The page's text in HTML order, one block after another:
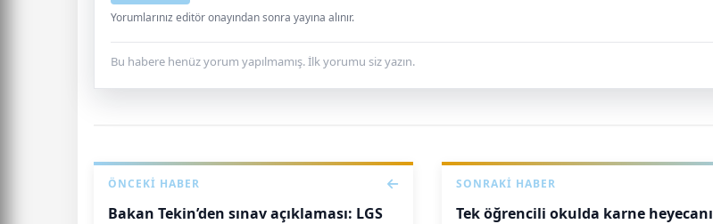
Yorumlarınız editör onayından sonra yayına alınır.
Bu habere henüz yorum yapılmamış. İlk yorumu siz yazın.
ÖNCEKI HABER
Bakan Tekin’den sınav açıklaması: LGS
SONRAKI HABER
Tek öğrencili okulda karne heyecanı